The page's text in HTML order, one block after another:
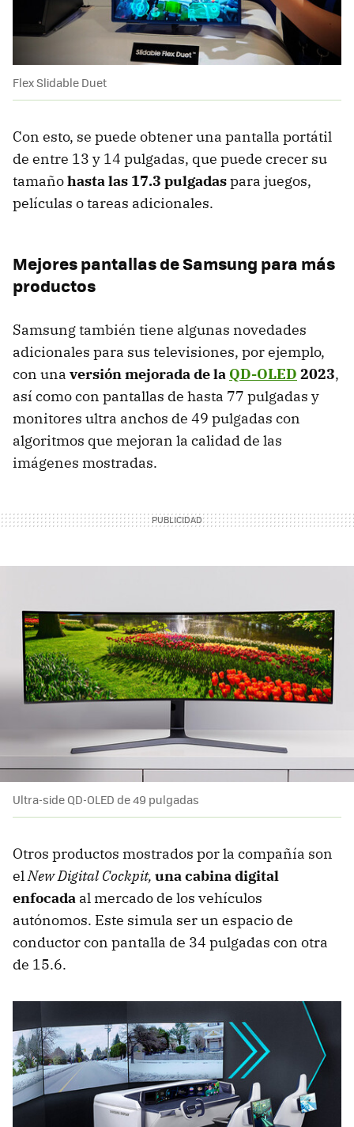
Flex Slidable Duet
Con esto, se puede obtener una pantalla portátil
de entre 13 y 14 pulgadas, que puede crecer su
tamañohasta las 17.3 pulgadaspara juegos,
películas o tareas adicionales.
Mejores pantallas de Samsung para más
productos
Samsung también tiene algunas novedades
adicionales para sus televisiones, por ejemplo,
con una versión mejorada de la QD-OLED 2023,
así como con pantallas de hasta 77 pulgadas y
monitores ultra anchos de 49 pulgadas con
algoritmos que mejoran la calidad de las
imágenes mostradas.
Ultra-side QD-OLED de 49 pulgadas
Otros productos mostrados por la compañía son
elNew Digital Cockpit, una cabina digital
enfocada al mercado de los vehículos
autónomos. Este simula ser un espacio de
conductor con pantalla de 34 pulgadas con otra
de 15.6.